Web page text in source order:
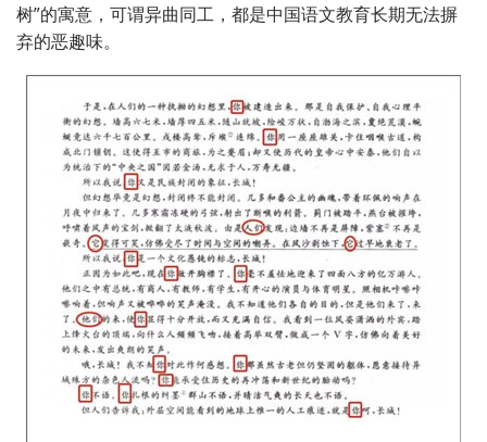
树”的寓意，可谓异曲同工，都是中国语文教育长期无法摒
弃的恶趣味。